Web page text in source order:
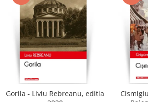
Memorii
Publicistica / Reportaje / Interviuri
Stiinte umaniste
Istorie
Sociologie si filozofie
Gorila - Liviu Rebreanu, editia